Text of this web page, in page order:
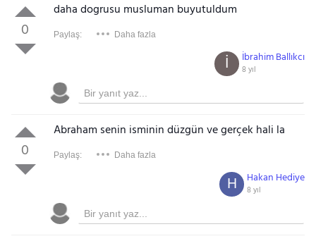
0
daha dogrusu musluman buyutuldum
Paylaş: Daha fazla
İbrahim Ballıkcı
8 yıl
İ
0
Abraham senin isminin düzgün ve gerçek hali la
Paylaş: Daha fazla
Hakan Hediye
8 yıl
H